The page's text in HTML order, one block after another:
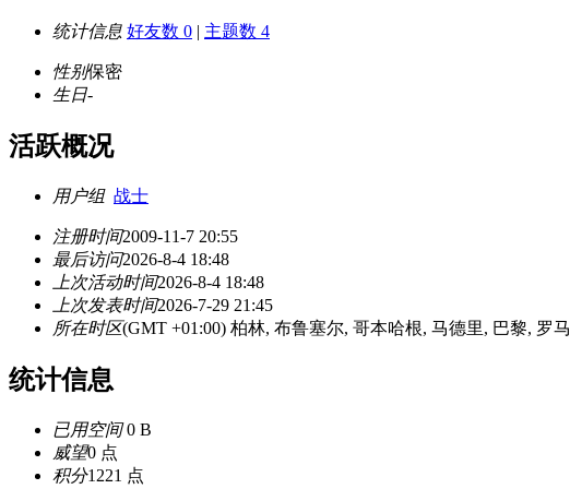
统计信息 好友数 0 | 主题数 4
性别保密
生日-
活跃概况
用户组 战士
注册时间2009-11-7 20:55
最后访问2026-8-4 18:48
上次活动时间2026-8-4 18:48
上次发表时间2026-7-29 21:45
所在时区(GMT +01:00) 柏林, 布鲁塞尔, 哥本哈根, 马德里, 巴黎, 罗马
统计信息
已用空间0 B
威望0 点
积分1221 点